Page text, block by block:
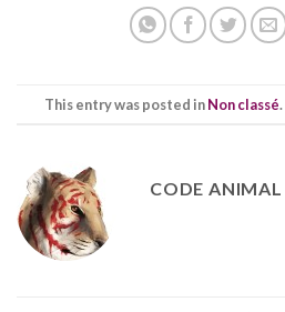
This entry was posted inNon classé
CODE ANIMAL